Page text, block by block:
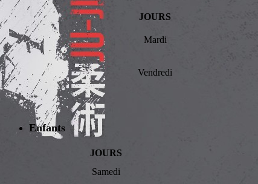
JOURS
Mardi
Vendredi
Enfants
JOURS
Samedi